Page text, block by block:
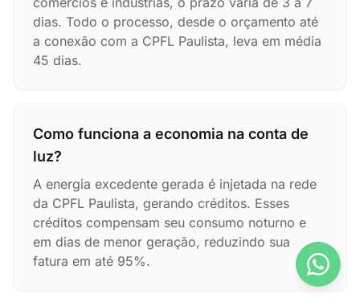
dias. Todo o processo, desde o orçamento até
a conexão com a CPFL Paulista, leva em média
45 dias.
Como funciona a economia na conta de
luz?
A energia excedente gerada é injetada na rede
da CPFL Paulista, gerando créditos. Esses
créditos compensam seu consumo noturno e
em dias de menor geração, reduzindo sua
fatura em até 95%.